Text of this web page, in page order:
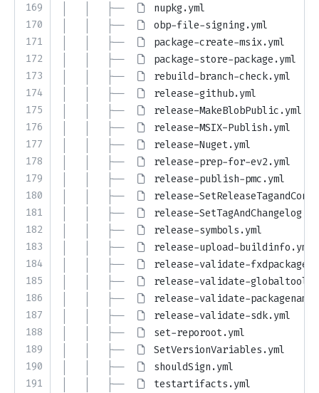
169
170
171
172
173
174
175
176
177
178
179
180
181
182
183
184
185
186
187
188
189
190
191
│   │   ├──
nupkg.yml
│   │   ├──
obp-file-signing.yml
│   │   ├──
package-create-msix.yml
│   │   ├──
package-store-package.yml
│   │   ├──
rebuild-branch-check.yml
│   │   ├──
release-github.yml
│   │   ├──
release-MakeBlobPublic.yml
│   │   ├──
release-MSIX-Publish.yml
│   │   ├──
release-Nuget.yml
│   │   ├──
release-prep-for-ev2.yml
│   │   ├──
release-publish-pmc.yml
│   │   ├──
release-
│   │   ├──
release-
│   │   ├──
release-symbols.yml
│   │   ├──
release-upload-buildinfo.yml
│   │   ├──
release-validate-
│   │   ├──
release-validate-
│   │   ├──
release-validate-
│   │   ├──
release-validate-sdk.yml
│   │   ├──
set-reporoot.yml
│   │   ├──
SetVersionVariables.yml
│   │   ├──
shouldSign.yml
│   │   ├──
testartifacts.yml